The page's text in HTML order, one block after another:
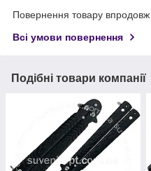
Повернення товару впродовж
Всі умови повернення
Подібні товари компанії